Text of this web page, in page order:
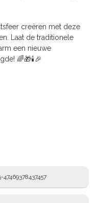
creëren met deze
Laat de traditionele
een nieuwe
🌈🎁🕯️🎉